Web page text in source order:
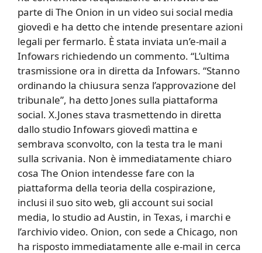
parte di The Onion in un video sui social media
giovedì e ha detto che intende presentare azioni
legali per fermarlo. È stata inviata un’e-mail a
Infowars richiedendo un commento. “L’ultima
trasmissione ora in diretta da Infowars. “Stanno
ordinando la chiusura senza l’approvazione del
tribunale”, ha detto Jones sulla piattaforma
social. X.Jones stava trasmettendo in diretta
dallo studio Infowars giovedì mattina e
sembrava sconvolto, con la testa tra le mani
sulla scrivania. Non è immediatamente chiaro
cosa The Onion intendesse fare con la
piattaforma della teoria della cospirazione,
inclusi il suo sito web, gli account sui social
media, lo studio ad Austin, in Texas, i marchi e
l’archivio video. Onion, con sede a Chicago, non
ha risposto immediatamente alle e-mail in cerca